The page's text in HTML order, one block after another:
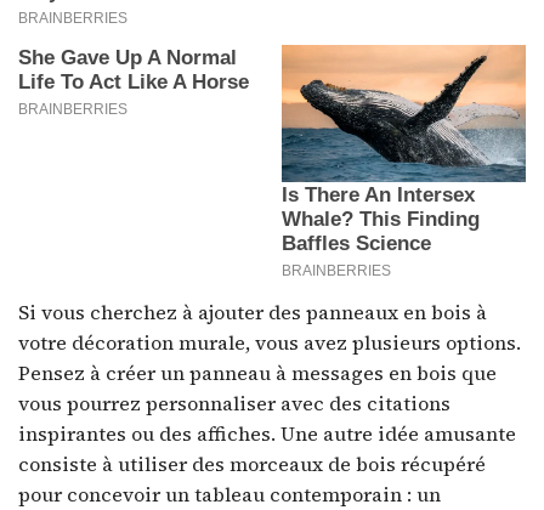
Si vous cherchez à ajouter des panneaux en bois à
votre décoration murale, vous avez plusieurs options.
Pensez à créer un panneau à messages en bois que
vous pourrez personnaliser avec des citations
inspirantes ou des affiches. Une autre idée amusante
consiste à utiliser des morceaux de bois récupéré
pour concevoir un tableau contemporain : un